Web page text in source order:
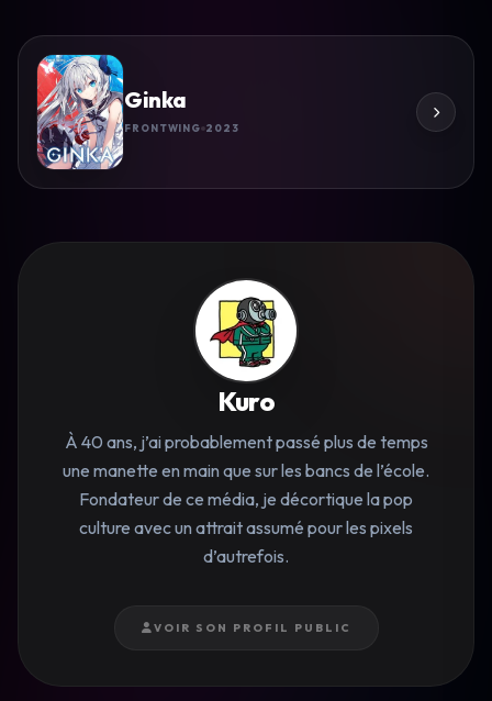
Ginka
FRONTWING 2023
Kuro
À 40 ans, j’ai probablement passé plus de temps
une manette en main que sur les bancs de l’école.
Fondateur de ce média, je décortique la pop
culture avec un attrait assumé pour les pixels
d’autrefois.
VOIR SON PROFIL PUBLIC